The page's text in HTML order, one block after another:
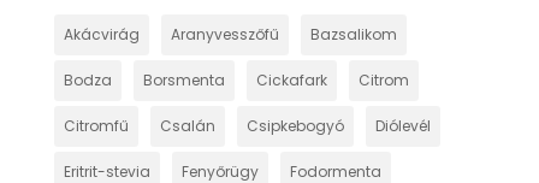
Akácvirág Aranyvesszőfű Bazsalikom
Bodza Borsmenta Cickafark Citrom
Citromfű Csalán Csipkebogyó Diólevél
Eritrit-stevia Fenyőrügy Fodormenta